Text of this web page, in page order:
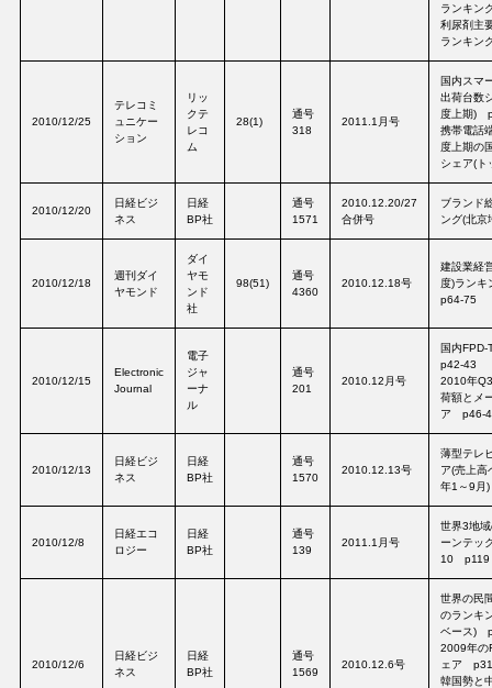
ランキ
利尿剤主
ランキ
2010/12/25
テレコミ
ュニケー
ション
リッ
クテ
レコ
ム
28(1)
通号
318
2011.1月号
国内スマ
出荷台数
度上期)
携帯電話
度上期の
シェア(
2010/12/20
日経ビジ
ネス
日経
BP社
通号
1571
2010.12.20/27
合併号
ブランド
ング(北
2010/12/18
週刊ダイ
ヤモンド
ダイ
ヤモ
ンド
社
98(51)
通号
4360
2010.12.18号
建設業経
度)ラン
p64-75
2010/12/15
Electronic
Journal
電子
ジャ
ーナ
ル
通号
201
2010.12月号
国内
p42-43
2010年
荷額とメ
ア p46-
2010/12/13
日経ビジ
ネス
日経
BP社
通号
1570
2010.12.13号
薄型テレ
ア(売上高
年1～9
2010/12/8
日経エコ
ロジー
日経
BP社
通号
139
2011.1月号
世界3地
ーンテッ
10 p119
2010/12/6
日経ビジ
ネス
日経
BP社
通号
1569
2010.12.6号
世界の民
のランキ
ベース)
2009年の
ェア p31
韓国勢と